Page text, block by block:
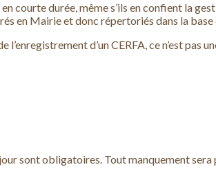
courte durée, même s’ils en confient la
en Mairie et donc répertoriés dans la base
l’enregistrement d’un CERFA, ce n’est pas
sont obligatoires. Tout manquement sera